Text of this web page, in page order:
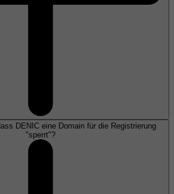
DENIC eine Domain für die Registrierung
"sperrt"?